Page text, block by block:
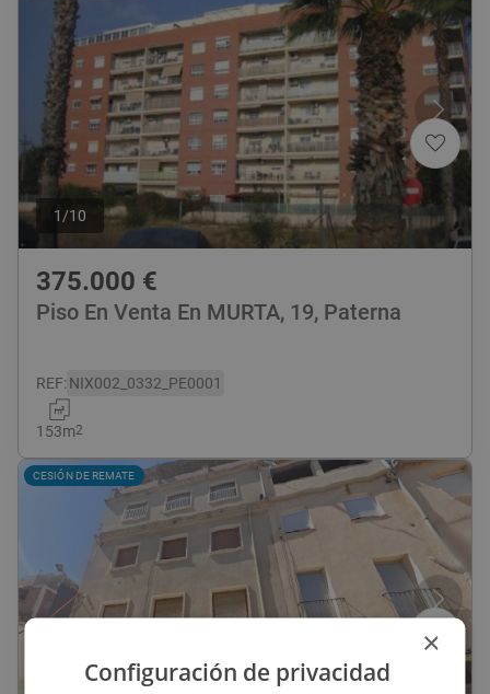
1 /10
375.000 €
Piso En Venta En MURTA, 19, Paterna
REF:NIX002_0332_PE0001
153m2
CESIÓN DE REMATE
×
Configuración de privacidad